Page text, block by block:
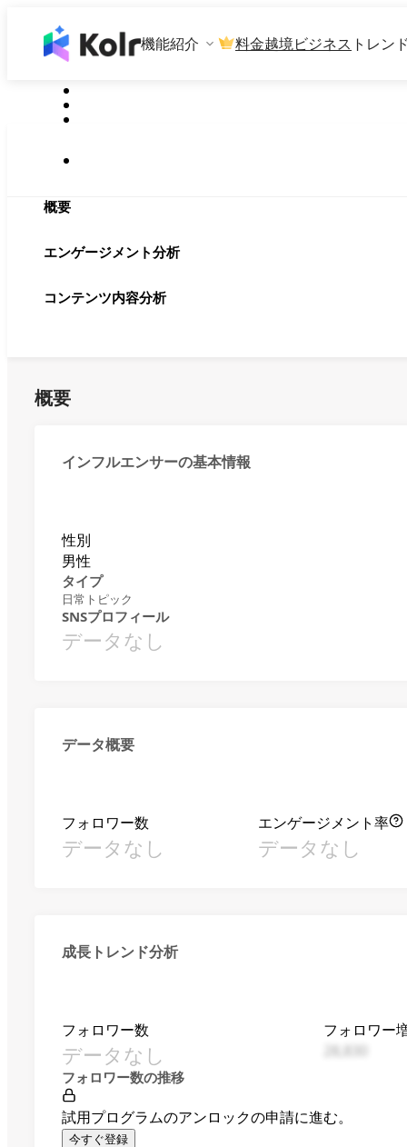
機能紹介 料金越境ビジネス トレン
概要
エンゲージメント分析
コンテンツ内容分析
概要
インフルエンサーの基本情報
性別
男性
タイプ
日常トピック
SNSプロフィール
データなし
データ概要
フォロワー数
データなし
エンゲージメント率
データなし
成長トレンド分析
フォロワー数
データなし
フォロワー
フォロワー数の推移
試用プログラムのアンロックの申請に進む。
今すぐ登録